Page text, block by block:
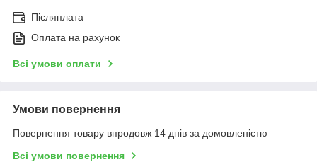
Післяплата
Оплата на рахунок
Всі умови оплати
Умови повернення
Повернення товару впродовж 14 днів за домовленістю
Всі умови повернення